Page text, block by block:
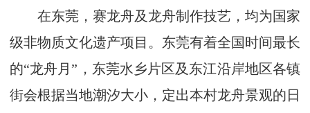
在东莞，赛龙舟及龙舟制作技艺，均为国家
级非物质文化遗产项目。东莞有着全国时间最长
的“龙舟月”，东莞水乡片区及东江沿岸地区各镇
街会根据当地潮汐大小，定出本村龙舟景观的日